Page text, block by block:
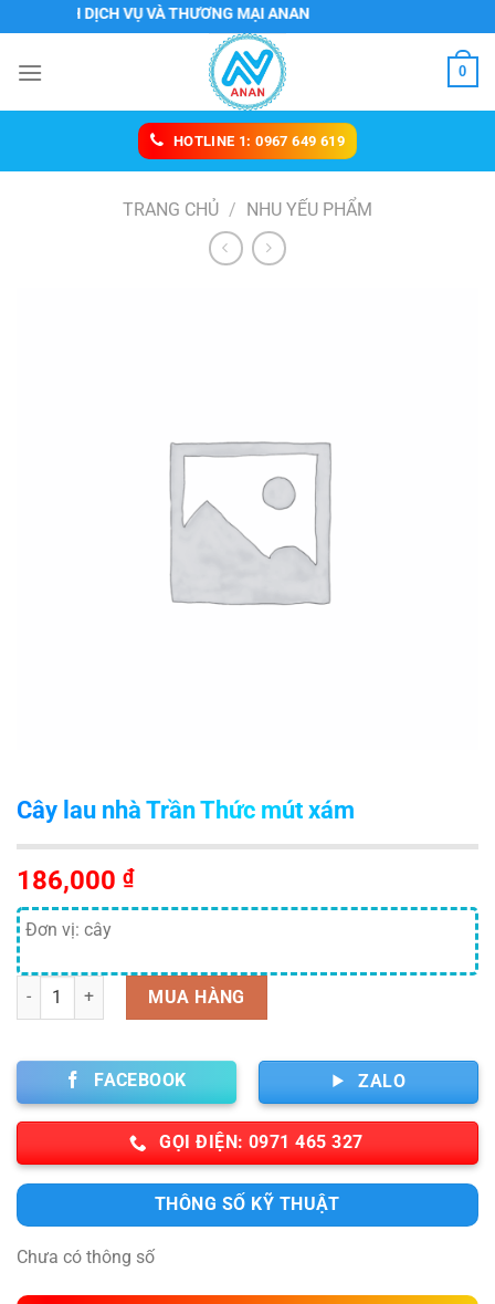
đến
nội
DỊCH VỤ VÀ THƯƠNG MẠI ANAN
0
HOTLINE 1: 0967 649 619
TRANG CHỦ / NHU YẾU PHẨM
Cây lau nhà Trần Thức mút xám
186,000 ₫
Đơn vị: cây
Số lượng MUA HÀNG
FACEBOOK ZALO
GỌI ĐIỆN: 0971 465 327
THÔNG SỐ KỸ THUẬT
Chưa có thông số